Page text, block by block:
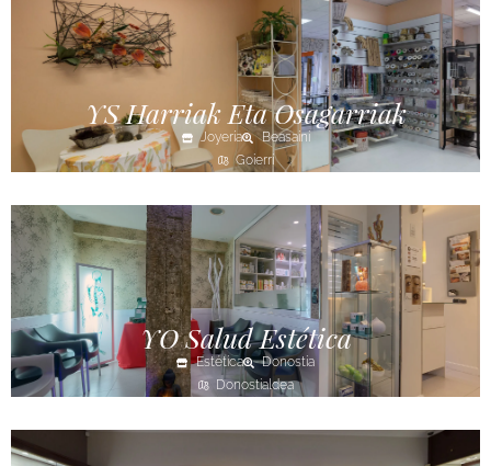
YS Harriak Eta Osagarriak
Joyería
Beasaini
Goierri
YO Salud Estética
Estética
Donostia
Donostialdea